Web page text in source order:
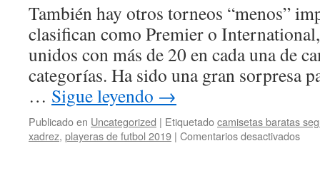
También hay otros torneos “menos”
clasifican como Premier o
unidos con más de 20 en cada una de
categorías. Ha sido una gran sorpresa
… Sigue leyendo →
Publicado en Uncategorized | Etiquetadocamisetas baratas
xadrez, playeras de futbol 2019 | Comentarios desactivadosen